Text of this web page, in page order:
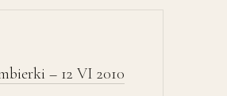
– 12 VI 2010